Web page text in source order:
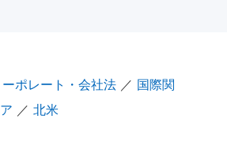
ポレート・会社法／ 国際関
／ 北米